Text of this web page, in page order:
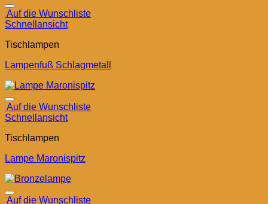
Auf die Wunschliste
Schnellansicht
Tischlampen
Lampenfuß Schlagmetall
Auf die Wunschliste
Schnellansicht
Tischlampen
Lampe Maronispitz
Auf die Wunschliste